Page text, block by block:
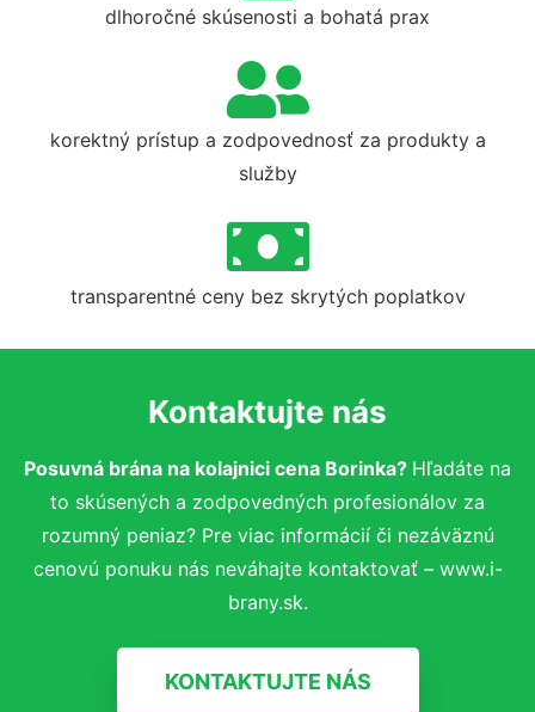
dlhoročné skúsenosti a bohatá prax
korektný prístup a zodpovednosť za produkty a
služby
transparentné ceny bez skrytých poplatkov
Kontaktujte nás
Posuvná brána na kolajnici cena Borinka? Hľadáte na
to skúsených a zodpovedných profesionálov za
rozumný peniaz? Pre viac informácií či nezáväznú
cenovú ponuku nás neváhajte kontaktovať – www.i-
brany.sk.
KONTAKTUJTE NÁS